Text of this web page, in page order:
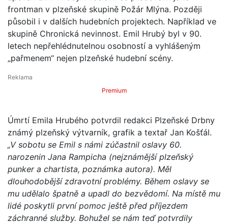
frontman v plzeňské skupině Požár Mlýna. Později
působil i v dalších hudebních projektech. Například ve
skupině Chronická nevinnost. Emil Hrubý byl v 90.
letech nepřehlédnutelnou osobností a vyhlášeným
„pařmenem“ nejen plzeňské hudební scény.
Premium
Úmrtí Emila Hrubého potvrdil redakci Plzeňské Drbny
známý plzeňský výtvarník, grafik a textař Jan Košťál.
„V sobotu se Emil s námi zúčastnil oslavy 60.
narozenin Jana Rampicha (nejznámější plzeňský
punker a chartista, poznámka autora). Měl
dlouhodobější zdravotní problémy. Během oslavy se
mu udělalo špatně a upadl do bezvědomí. Na místě mu
lidé poskytli první pomoc ještě před příjezdem
záchranné služby. Bohužel se nám teď potvrdily